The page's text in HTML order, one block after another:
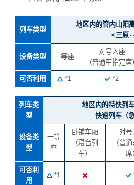
列车类型
地区内的管内山阳
<三原
设备类型 一等座
对号入座
（普通车指定席
可否利用 *1 *2
列车类
型
地区内的特快列
快速列车（
设备类
型
一等
座
卧铺车厢
（寝台列
车）
对
（普
席
可否利
用
*1